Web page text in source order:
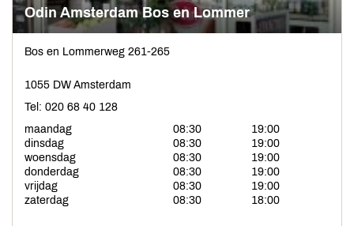
Odin Amsterdam Bos en Lommer
Bos en Lommerweg 261-265
1055 DW Amsterdam
Tel: 020 68 40 128
maandag
08:30
19:00
dinsdag
08:30
19:00
woensdag
08:30
19:00
donderdag
08:30
19:00
vrijdag
08:30
19:00
zaterdag
08:30 18:00